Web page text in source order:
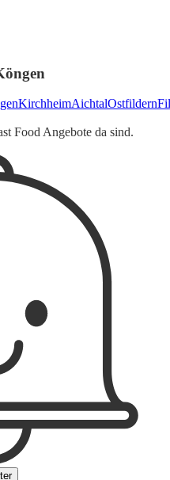
KirchheimAichtalOstfildern
Food Angebote da sind.